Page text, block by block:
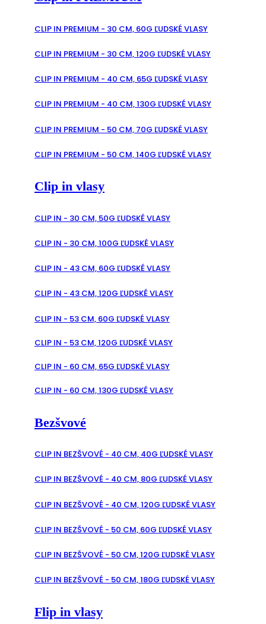
CLIP IN PREMIUM - 30 CM, 60G ĽUDSKÉ VLASY
CLIP IN PREMIUM - 30 CM, 120G ĽUDSKÉ VLASY
CLIP IN PREMIUM - 40 CM, 65G ĽUDSKÉ VLASY
CLIP IN PREMIUM - 40 CM, 130G ĽUDSKÉ VLASY
CLIP IN PREMIUM - 50 CM, 70G ĽUDSKÉ VLASY
CLIP IN PREMIUM - 50 CM, 140G ĽUDSKÉ VLASY
Clip in vlasy
CLIP IN - 30 CM, 50G ĽUDSKÉ VLASY
CLIP IN - 30 CM, 100G ĽUDSKÉ VLASY
CLIP IN - 43 CM, 60G ĽUDSKÉ VLASY
CLIP IN - 43 CM, 120G ĽUDSKÉ VLASY
CLIP IN - 53 CM, 60G ĽUDSKÉ VLASY
CLIP IN - 53 CM, 120G ĽUDSKÉ VLASY
CLIP IN - 60 CM, 65G ĽUDSKÉ VLASY
CLIP IN - 60 CM, 130G ĽUDSKÉ VLASY
Bezšvové
CLIP IN BEZŠVOVÉ - 40 CM, 40G ĽUDSKÉ VLASY
CLIP IN BEZŠVOVÉ - 40 CM, 80G ĽUDSKÉ VLASY
CLIP IN BEZŠVOVÉ - 40 CM, 120G ĽUDSKÉ VLASY
CLIP IN BEZŠVOVÉ - 50 CM, 60G ĽUDSKÉ VLASY
CLIP IN BEZŠVOVÉ - 50 CM, 120G ĽUDSKÉ VLASY
CLIP IN BEZŠVOVÉ - 50 CM, 180G ĽUDSKÉ VLASY
Flip in vlasy